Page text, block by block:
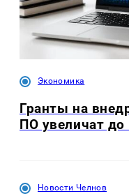
Экономика
Гранты на
ПО увеличат до
Новости Челнов